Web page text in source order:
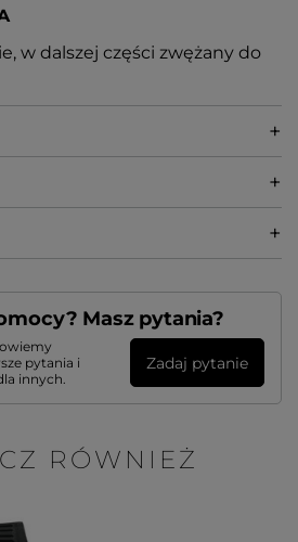
w dalszej części zwężany do
Masz pytania?
pytania i
innych.
Zadaj pytanie
RÓWNIEŻ